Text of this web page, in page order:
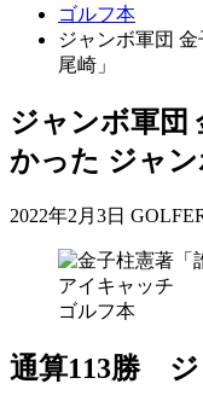
ゴルフ本
ジャンボ軍団
尾崎」
ジャンボ軍団
かった ジャン
2022年2月3日
ゴルフ本
通算113勝 ジ